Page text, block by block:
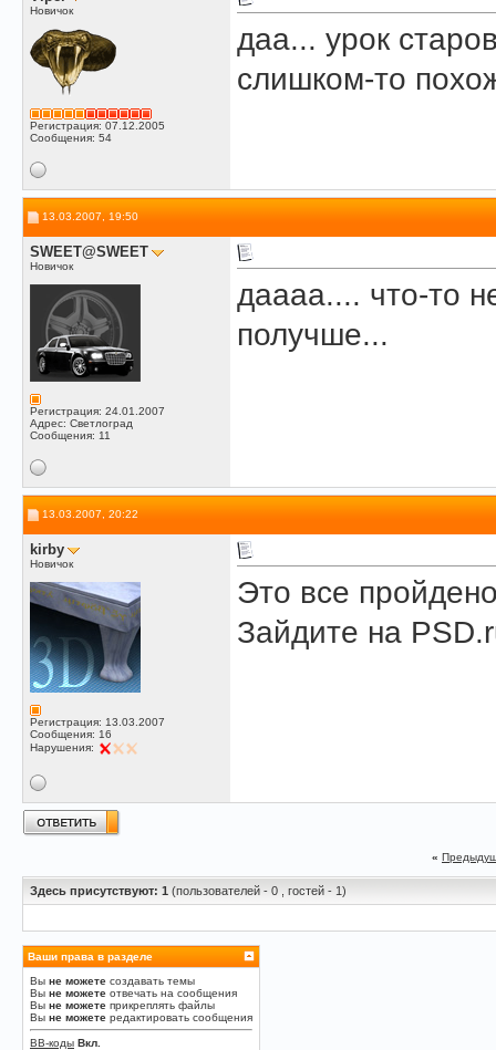
Новичок
Регистрация: 07.12.2005
Сообщения: 54
даа... урок
слишком-то
13.03.2007, 19:50
SWEET@SWEET
Новичок
Регистрация: 24.01.2007
Адрес: Светлоград
Сообщения: 11
даааа.... что-то
получше...
13.03.2007, 20:22
kirby
Новичок
Регистрация: 13.03.2007
Сообщения: 16
Нарушения:
Это все
Зайдите на
«
Здесь присутствуют: 1 (пользователей - 0 , гостей - 1)
Ваши права в разделе
Вы не можете создавать темы
Вы не можете отвечать на сообщения
Вы не можете прикреплять файлы
Вы не можете редактировать сообщения
BB-коды Вкл.